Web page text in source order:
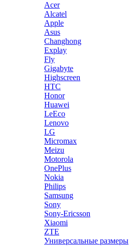
Acer
Alcatel
Apple
Asus
Changhong
Explay
Fly
Gigabyte
Highscreen
HTC
Honor
Huawei
LeEco
Lenovo
LG
Micromax
Meizu
Motorola
OnePlus
Nokia
Philips
Samsung
Sony
Sony-Ericsson
Xiaomi
ZTE
Универсальные размеры